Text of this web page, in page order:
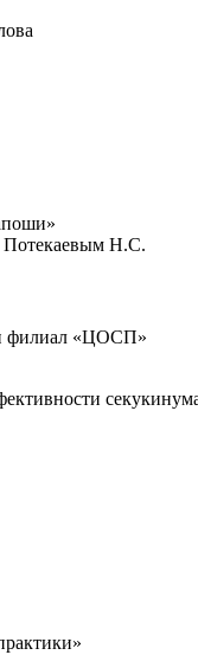
Потекаевым Н.С.
филиал «ЦОСП»